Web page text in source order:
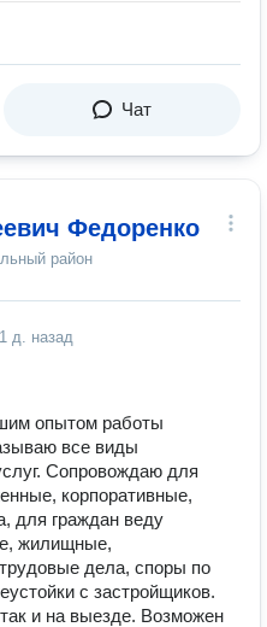
Чат
Федоренко
район
1 д. назад
опытом работы
все виды
Сопровождаю для
корпоративные,
для граждан веду
жилищные,
дела, споры по
с застройщиков.
и на выезде. Возможен